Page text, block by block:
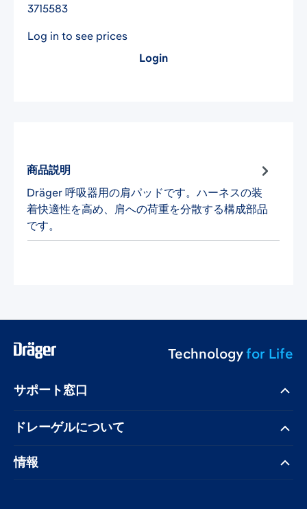
3715583
Log in to see prices
Login
商品説明
Dräger 呼吸器用の肩パッドです。ハーネスの装
着快適性を高め、肩への荷重を分散する構成部品
です。
Technologyfor Life
サポート窓口
ドレーゲル​について
情報